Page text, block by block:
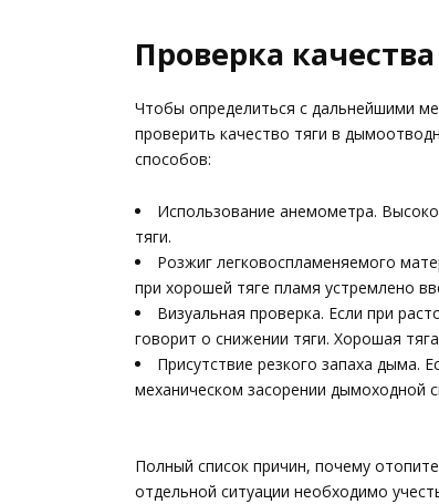
Проверка
Чтобы определиться с дальнейшими
проверить качество тяги в
способов:
Использование анемометра.
тяги.
Розжиг легковоспламеняемого
при хорошей тяге пламя устремлено
Визуальная проверка. Если при
говорит о снижении тяги. Хорошая
Присутствие резкого запаха дыма.
механическом засорении дымоходной
Полный список причин, почему
отдельной ситуации необходимо